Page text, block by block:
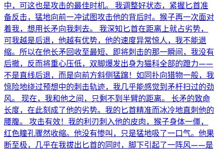
中，可这也是攻击的最佳时机。 我调整好状态，紧握匕首准
备反击，猛地向前一冲试图攻击他的背后时。猴子再一次面对
着我，想用长矛向我刺去。 我深知匕首在距离上就占劣势，
可我越是后退，他越有优势，他的速度异常惊人，我不能退
缩。所以在他长矛回收至最短、即将刺击的那一瞬间，我没有
后撤，反而将重心压低，双脚爆发出身为猫科全部的蹬力——
不是直线后退，而是向前方斜侧猛蹿！如同扑向猎物一般，我
惊险地绕过预想中的刺击轨迹，我几乎能感觉到矛杆扫过的劲
风。 现在，我和他之间，只剩不到半臂的距离。 长矛的致命
长度，在此刻成了他的劣势。我的匕首精准而冰冷地直刺他的
腰腹。 攻击有效！我的利刃刺入他的皮肉，猴子身体一僵，
红色瞳孔骤然收缩。他没有惨叫，只是猛地吸了一口气。他果
断至极，几乎在我拔出匕首的同时，脚下引起了一阵风——是